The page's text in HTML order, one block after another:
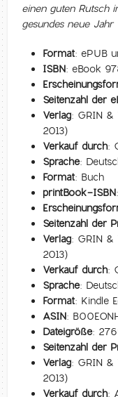
einen guten Rutsch
gesundes neue Jahr
Format:ePUB
ISBN:eBook
Seitenzahl der
Verlag: GRIN &
2013)
Verkauf durch:
Sprache:
Format: Buch
printBook-ISBN:
Seitenzahl der
Verlag: GRIN &
2013)
Verkauf durch:
Sprache:
Format: Kindle
ASIN:
Dateigröße:
Seitenzahl der
Verlag: GRIN &
2013)
Verkauf durch: